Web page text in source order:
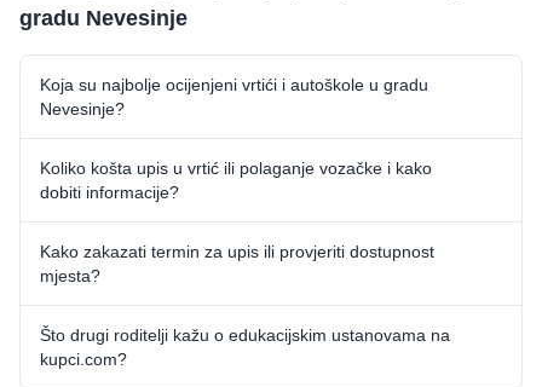
gradu Nevesinje
Koja su najbolje ocijenjeni vrtići i autoškole u gradu
Nevesinje?
Koliko košta upis u vrtić ili polaganje vozačke i kako
dobiti informacije?
Kako zakazati termin za upis ili provjeriti dostupnost
mjesta?
Što drugi roditelji kažu o edukacijskim ustanovama na
kupci.com?